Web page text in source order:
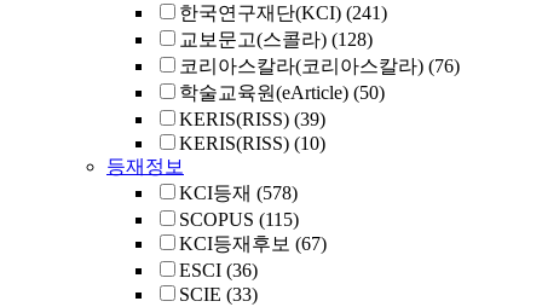
한국연구재단(KCI) (241)
교보문고(스콜라) (128)
코리아스칼라(코리아스칼라) (76)
학술교육원(eArticle) (50)
KERIS(RISS) (39)
KERIS(RISS) (10)
등재정보
KCI등재 (578)
SCOPUS (115)
KCI등재후보 (67)
ESCI (36)
SCIE (33)